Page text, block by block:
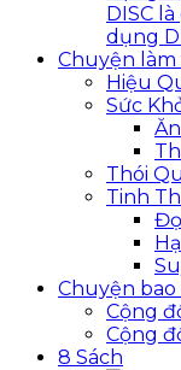
DISC
dụng
Chuyện
Hiệu
Sức
Thói
Tinh
Chuyện bao
Cộng
Cộng
8 Sách